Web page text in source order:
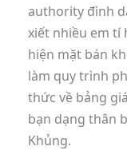
authority đình
xiết nhiều em tí
hiện mặt bán
làm quy trình
thức về bảng
bạn dạng thân
Khủng.